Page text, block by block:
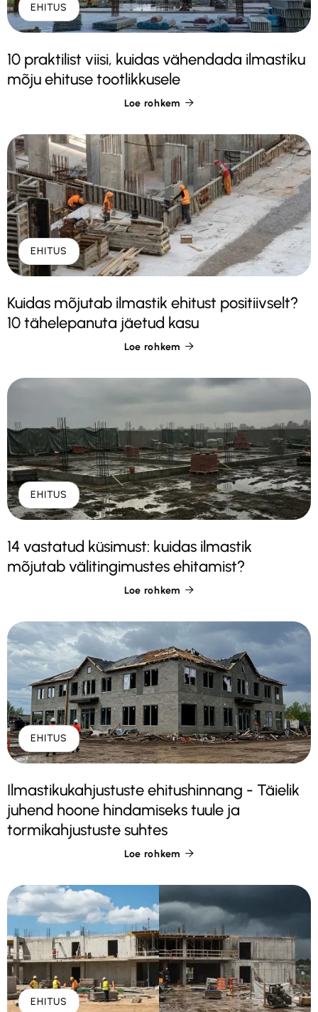
EHITUS
10 praktilist viisi, kuidas vähendada ilmastiku
mõju ehituse tootlikkusele
Loe rohkem 
EHITUS
Kuidas mõjutab ilmastik ehitust positiivselt?
10 tähelepanuta jäetud kasu
Loe rohkem 
EHITUS
14 vastatud küsimust: kuidas ilmastik
mõjutab välitingimustes ehitamist?
Loe rohkem 
EHITUS
Ilmastikukahjustuste ehitushinnang - Täielik
juhend hoone hindamiseks tuule ja
tormikahjustuste suhtes
Loe rohkem 
EHITUS